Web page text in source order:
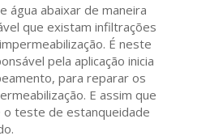
água abaixar de maneira
que existam infiltrações
É neste
pela aplicação inicia
para reparar os
E assim que
teste de estanqueidade